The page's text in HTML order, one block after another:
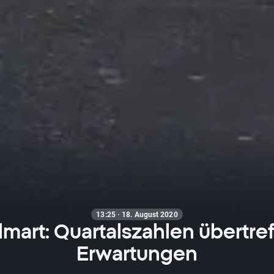
13:25 · 18. August 2020
Quartalszahlen
Erwartungen